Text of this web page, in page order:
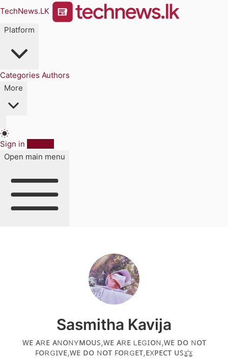
TechNews.LK
Platform
Categories Authors
More
Sign in
Open main menu
Sasmitha Kavija
ᴡᴇ ᴀʀᴇ ᴀɴᴏɴʏᴍᴏᴜꜱ,ᴡᴇ ᴀʀᴇ ʟᴇɢɪᴏɴ,ᴡᴇ ᴅᴏ ɴᴏᴛ
ꜰᴏʀɢɪᴠᴇ,ᴡᴇ ᴅᴏ ɴᴏᴛ ꜰᴏʀɢᴇᴛ,ᴇxᴘᴇᴄᴛ ᴜꜱ⚖️